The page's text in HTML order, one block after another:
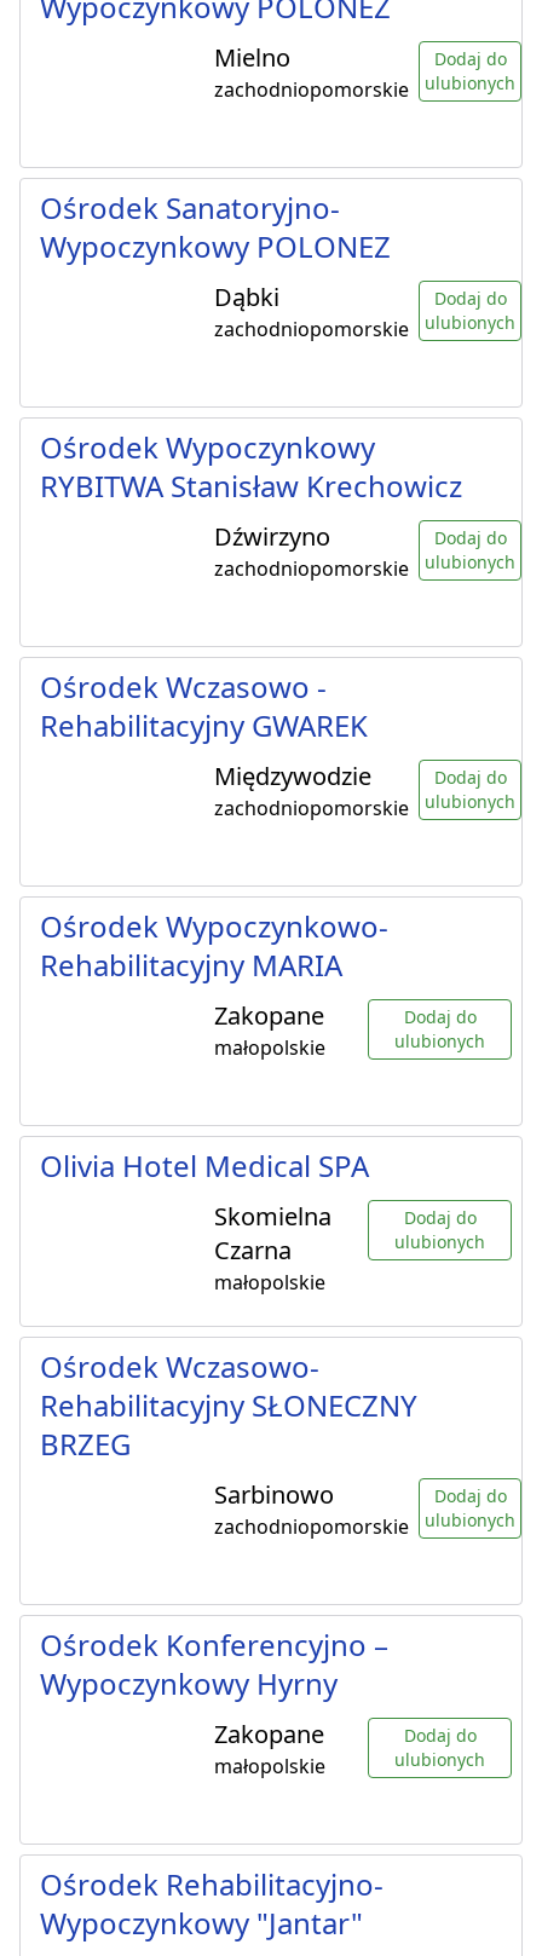
Mielno
zachodniopomorskie
Dodaj do
ulubionych
Ośrodek Sanatoryjno-
Wypoczynkowy POLONEZ
Dąbki
zachodniopomorskie
Dodaj do
ulubionych
Ośrodek Wypoczynkowy
RYBITWA Stanisław Krechowicz
Dźwirzyno
zachodniopomorskie
Dodaj do
ulubionych
Ośrodek Wczasowo -
Rehabilitacyjny GWAREK
Międzywodzie
zachodniopomorskie
Dodaj do
ulubionych
Ośrodek Wypoczynkowo-
Rehabilitacyjny MARIA
Zakopane
małopolskie
Dodaj do
ulubionych
Olivia Hotel Medical SPA
Skomielna
Czarna
małopolskie
Dodaj do
ulubionych
Ośrodek Wczasowo-
Rehabilitacyjny SŁONECZNY
BRZEG
Sarbinowo
zachodniopomorskie
Dodaj do
ulubionych
Ośrodek Konferencyjno –
Wypoczynkowy Hyrny
Zakopane
małopolskie
Dodaj do
ulubionych
Ośrodek Rehabilitacyjno-
Wypoczynkowy "Jantar"